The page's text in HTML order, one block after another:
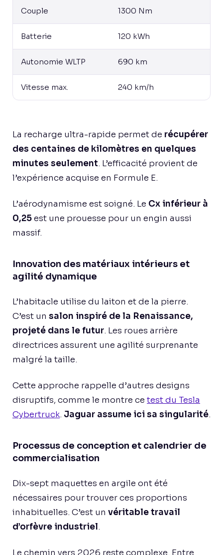
Couple 1300 Nm
Batterie 120 kWh
Autonomie WLTP 690 km
Vitesse max. 240 km/h
La recharge ultra-rapide permet de récupérer
des centaines de kilomètres en quelques
minutes seulement. L’efficacité provient de
l’expérience acquise en Formule E.
L’aérodynamisme est soigné. Le Cx inférieur à
0,25est une prouesse pour un engin aussi
massif.
Innovation des matériaux intérieurs et
agilité dynamique
L’habitacle utilise du laiton et de la pierre.
C’est un salon inspiré de la Renaissance,
projeté dans le futur. Les roues arrière
directrices assurent une agilité surprenante
malgré la taille.
Cette approche rappelle d’autres designs
disruptifs, comme le montre ce test du Tesla
Cybertruck. Jaguar assume ici sa singularité.
Processus de conception et calendrier de
commercialisation
Dix-sept maquettes en argile ont été
nécessaires pour trouver ces proportions
inhabituelles. C’est un véritable travail
d’orfèvre industriel.
Le chemin vers 2026 reste complexe. Entre